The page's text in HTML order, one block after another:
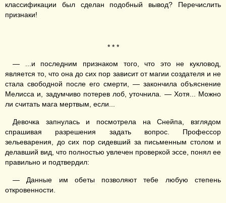
классификации был сделан подобный вывод? Перечислить
признаки!
* * *
— ...и последним признаком того, что это не кукловод,
является то, что она до сих пор зависит от магии создателя и не
стала свободной после его смерти, — закончила объяснение
Мелисса и, задумчиво потерев лоб, уточнила. — Хотя... Можно
ли считать мага мертвым, если...
Девочка запнулась и посмотрела на Снейпа, взглядом
спрашивая разрешения задать вопрос. Профессор
зельеварения, до сих пор сидевший за письменным столом и
делавший вид, что полностью увлечен проверкой эссе, понял ее
правильно и подтвердил:
— Данные им обеты позволяют тебе любую степень
откровенности.